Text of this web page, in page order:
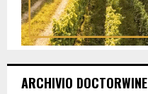
ARCHIVIO DOCTORWINE